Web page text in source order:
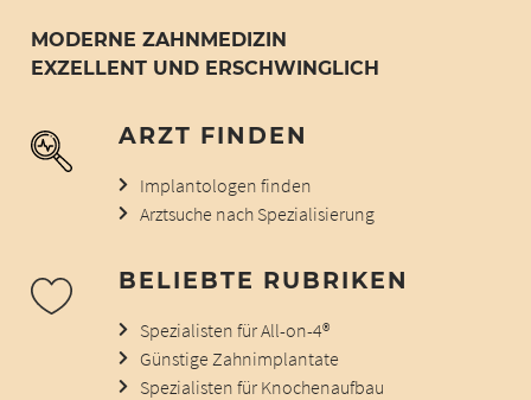
MODERNE ZAHNMEDIZIN
EXZELLENT UND ERSCHWINGLICH
ARZT FINDEN
Implantologen finden
Arztsuche nach Spezialisierung
BELIEBTE RUBRIKEN
Spezialisten für All-on-4®
Günstige Zahnimplantate
Spezialisten für Knochenaufbau